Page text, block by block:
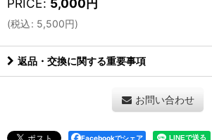
PRICE: 5,000円
(税込: 5,500円)
返品・交換に関する重要事項
お問い合わせ
Facebookでシェア